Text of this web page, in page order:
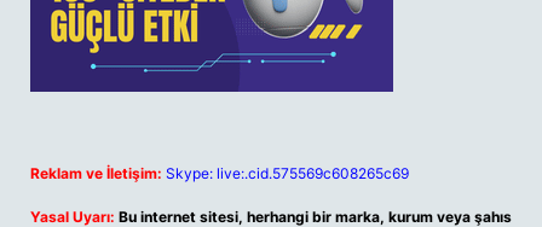
Reklam ve İletişim: Skype: live:.cid.575569c608265c69
Yasal Uyarı: Bu internet sitesi, herhangi bir marka, kurum veya şahıs